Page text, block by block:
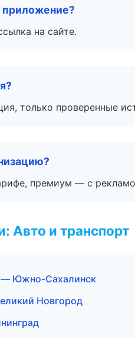
приложение?
на сайте.
только проверенные
премиум — с
Авто и транспорт
— Южно-Сахалинск
Новгород